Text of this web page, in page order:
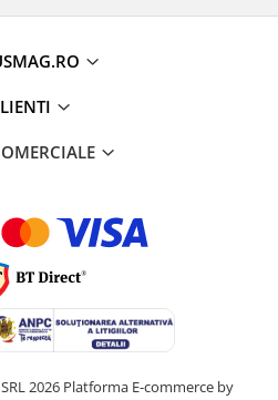
2026 Platforma E-commerce by